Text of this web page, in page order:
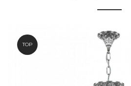
TOP